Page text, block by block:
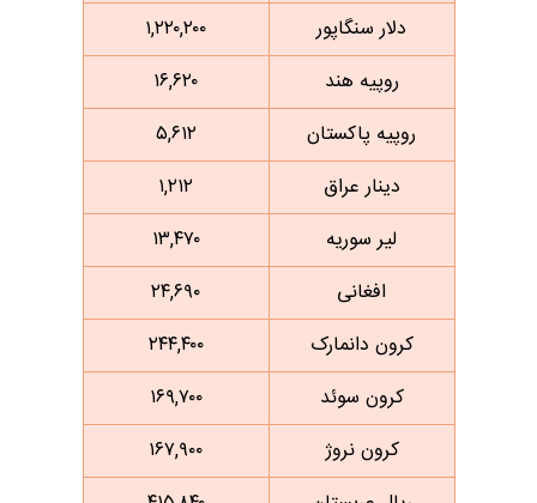
دلار سنگاپور
۱,۲۲۰,۲۰۰
روپیه هند
۱۶,۶۲۰
روپیه پاکستان
۵,۶۱۲
دینار عراق
۱,۲۱۲
لیر سوریه
۱۳,۴۷۰
افغانی
۲۴,۶۹۰
کرون دانمارک
۲۴۴,۴۰۰
کرون سوئد
۱۶۹,۷۰۰
کرون نروژ
۱۶۷,۹۰۰